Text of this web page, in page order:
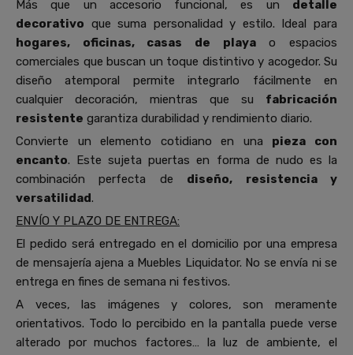
Más que un accesorio funcional, es un detalle
decorativo que suma personalidad y estilo. Ideal para
hogares, oficinas, casas de playao espacios
comerciales que buscan un toque distintivo y acogedor. Su
diseño atemporal permite integrarlo fácilmente en
cualquier decoración, mientras que su fabricación
resistente garantiza durabilidad y rendimiento diario.
Convierte un elemento cotidiano en una pieza con
encanto. Este sujeta puertas en forma de nudo es la
combinación perfecta de diseño, resistencia y
versatilidad.
ENVÍO Y PLAZO DE ENTREGA:
El pedido será entregado en el domicilio por una empresa
de mensajería ajena a Muebles Liquidator. No se envía ni se
entrega en fines de semana ni festivos.
A veces, las imágenes y colores, son meramente
orientativos. Todo lo percibido en la pantalla puede verse
alterado por muchos factores… la luz de ambiente, el